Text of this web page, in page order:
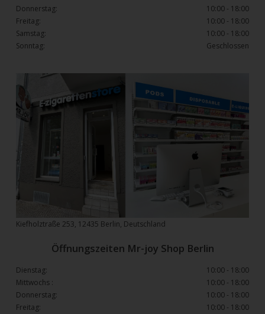
Kiefholztraße 253, 12435 Berlin, Deutschland
Donnerstag:
10:00 - 18:00
Freitag:
10:00 - 18:00
Samstag:
10:00 - 18:00
Sonntag:
Geschlossen
Öffnungszeiten Mr-joy Shop Berlin
Dienstag:
10:00 - 18:00
Mittwochs :
10:00 - 18:00
Donnerstag:
10:00 - 18:00
Freitag:
10:00 - 18:00